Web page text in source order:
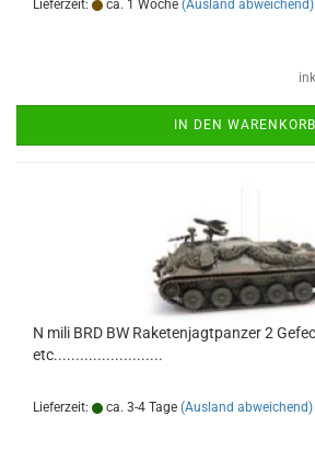
Lieferzeit: ca. 1 Woche (Ausland abweichend)
IN DEN WARENKORB
N mili BRD BW Raketenjagtpanzer 2
etc.........................
Lieferzeit: ca. 3-4 Tage (Ausland abweichend)